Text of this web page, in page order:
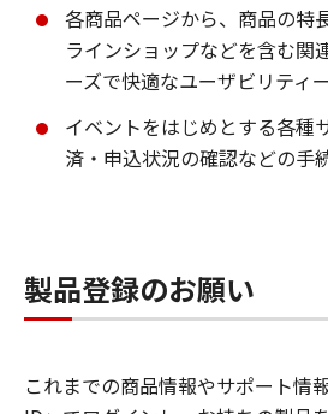
各商品ページから、商品の特
ラインショップなどを含む関
ーズで快適なユーザビリティ
イベントをはじめとする各種
済・申込状況の確認などの手
製品登録のお願い
これまでの商品情報やサポート情